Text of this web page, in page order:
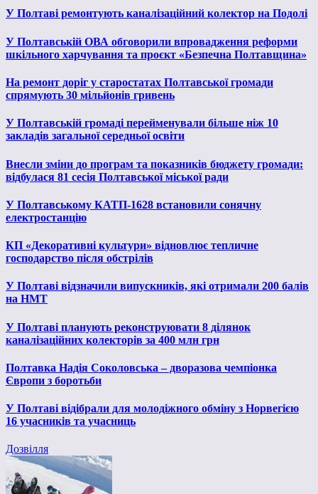
У Полтаві ремонтують каналізаційний колектор на Подолі
У Полтавській ОВА обговорили впровадження реформи
шкільного харчування та проєкт «Безпечна Полтавщина»
На ремонт доріг у старостатах Полтавської громади
спрямують 30 мільйонів гривень
У Полтавській громаді перейменували більше ніж 10
закладів загальної середньої освіти
Внесли зміни до програм та показників бюджету громади:
відбулася 81 сесія Полтавської міської ради
У Полтавському КАТП-1628 встановили сонячну
електростанцію
КП «Декоративні культури» відновлює тепличне
господарство після обстрілів
У Полтаві відзначили випускників, які отримали 200 балів
на НМТ
У Полтаві планують реконструювати 8 ділянок
каналізаційних колекторів за 400 млн грн
Полтавка Надія Соколовська – дворазова чемпіонка
Європи з боротьби
У Полтаві відібрали для молодіжного обміну з Норвегією
16 учасників та учасниць
Дозвілля